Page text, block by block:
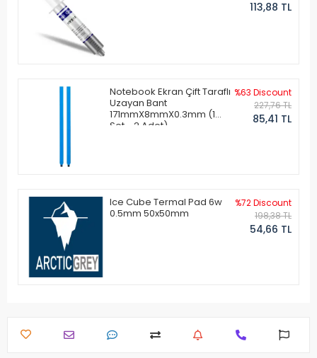
113,88 TL
Notebook Ekran Çift Taraflı
Uzayan Bant
171mmX8mmX0.3mm (1
Set - 2 Adet)
%63 Discount
227,76 TL
85,41 TL
Ice Cube Termal Pad 6w
0.5mm 50x50mm
%72 Discount
198,38 TL
54,66 TL